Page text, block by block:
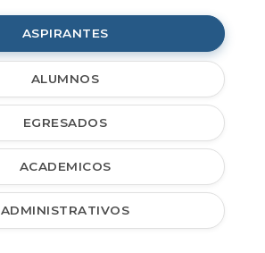
ASPIRANTES
ALUMNOS
EGRESADOS
ACADEMICOS
ADMINISTRATIVOS